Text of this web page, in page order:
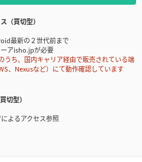
（買切型）
最新の２世代前まで
アisho.jpが必要
ち、国内キャリア経由で販売されている端
、Nexusなど）にて動作確認しています
切型）
よるアクセス参照